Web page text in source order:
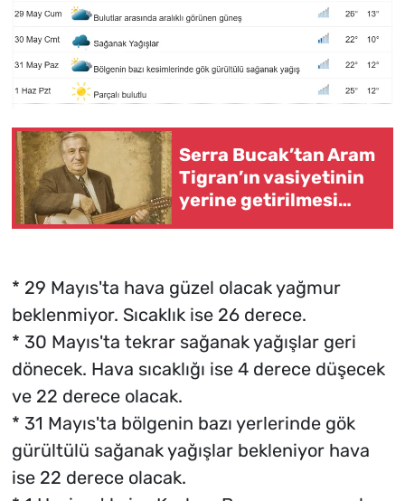
Serra Bucak’tan Aram
Tigran’ın vasiyetinin
yerine getirilmesi
* 29 Mayıs'ta hava güzel olacak yağmur
beklenmiyor. Sıcaklık ise 26 derece.
* 30 Mayıs'ta tekrar sağanak yağışlar geri
dönecek. Hava sıcaklığı ise 4 derece düşecek
ve 22 derece olacak.
* 31 Mayıs'ta bölgenin bazı yerlerinde gök
gürültülü sağanak yağışlar bekleniyor hava
ise 22 derece olacak.